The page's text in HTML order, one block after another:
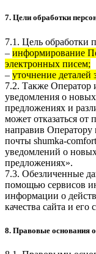
7. Цели обработки
7.1. Цель обработки
– информирование
электронных писем;
– уточнение деталей
7.2. Также Оператор
уведомления о
предложениях и
может отказаться
направив Оператору
почты shumka-
уведомлений о
предложениях».
7.3. Обезличенные
помощью сервисов
информации о
качества сайта и его
8. Правовые основания